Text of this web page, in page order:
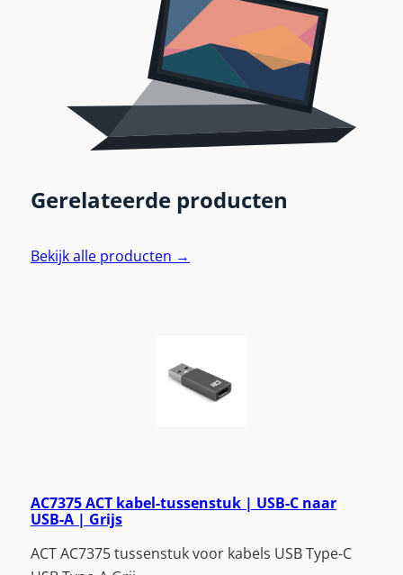
Gerelateerde producten
Bekijk alle producten →
AC7375 ACT kabel-tussenstuk | USB-C naar
USB-A | Grijs
ACT AC7375 tussenstuk voor kabels USB Type-C